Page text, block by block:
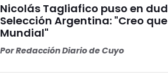
Nicolás Tagliafico puso en
Selección Argentina: "Creo
Mundial"
PorRedacción Diario de Cuyo